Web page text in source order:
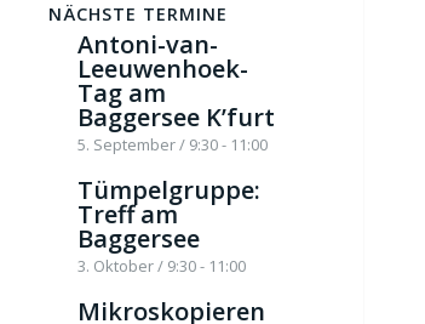
NÄCHSTE TERMINE
Antoni-van-
Leeuwenhoek-
Tag am
Baggersee K’furt
5. September / 9:30- 11:00
Tümpelgruppe:
Treff am
Baggersee
3. Oktober / 9:30- 11:00
Mikroskopieren